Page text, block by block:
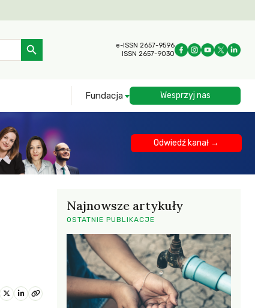
Search Button
e-ISSN 2657-9596
ISSN 2657-9030
Fundacja Wesprzyj nas
Odwiedź kanał →
Najnowsze artykuły
OSTATNIE PUBLIKACJE